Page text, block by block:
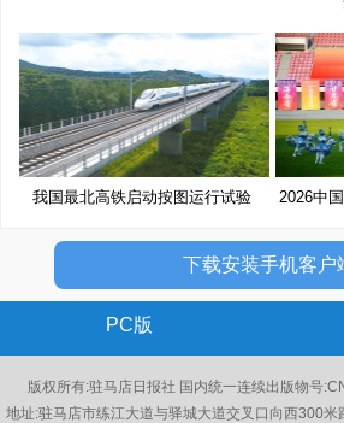
我国最北高铁启动按图运行试验
2026中
下载安装手机客户
PC版
版权所有:驻马店日报社 国内统一连续出版物号
地址:驻马店市练江大道与驿城大道交叉口向西300